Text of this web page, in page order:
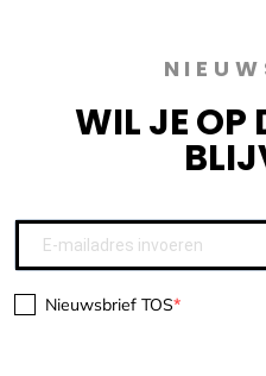
WIL JE OP
Nieuwsbrief TOS